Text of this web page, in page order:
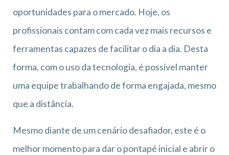
oportunidades para o mercado. Hoje, os
profissionais contam com cada vez mais recursos e
ferramentas capazes de facilitar o dia a dia. Desta
forma, com o uso da tecnologia, é possível manter
uma equipe trabalhando de forma engajada, mesmo
que a distância.
Mesmo diante de um cenário desafiador, este é o
melhor momento para dar o pontapé inicial e abrir o